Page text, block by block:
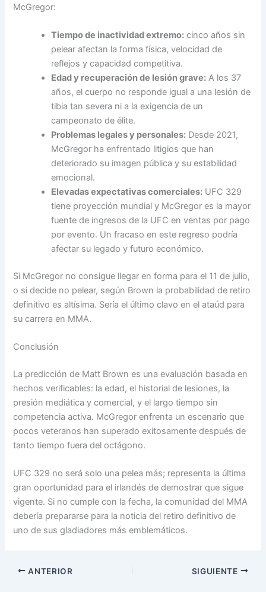
McGregor:
Tiempo de inactividad extremo: cinco años sin
pelear afectan la forma física, velocidad de
reflejos y capacidad competitiva.
Edad y recuperación de lesión grave: A los 37
años, el cuerpo no responde igual a una lesión de
tibia tan severa ni a la exigencia de un
campeonato de élite.
Problemas legales y personales: Desde 2021,
McGregor ha enfrentado litigios que han
deteriorado su imagen pública y su estabilidad
emocional.
Elevadas expectativas comerciales: UFC 329
tiene proyección mundial y McGregor es la mayor
fuente de ingresos de la UFC en ventas por pago
por evento. Un fracaso en este regreso podría
afectar su legado y futuro económico.
Si McGregor no consigue llegar en forma para el 11 de julio,
o si decide no pelear, según Brown la probabilidad de retiro
definitivo es altísima. Sería el último clavo en el ataúd para
su carrera en MMA.
Conclusión
La predicción de Matt Brown es una evaluación basada en
hechos verificables: la edad, el historial de lesiones, la
presión mediática y comercial, y el largo tiempo sin
competencia activa. McGregor enfrenta un escenario que
pocos veteranos han superado exitosamente después de
tanto tiempo fuera del octágono.
UFC 329 no será solo una pelea más; representa la última
gran oportunidad para el irlandés de demostrar que sigue
vigente. Si no cumple con la fecha, la comunidad del MMA
debería prepararse para la noticia del retiro definitivo de
uno de sus gladiadores más emblemáticos.
ANTERIOR SIGUIENTE